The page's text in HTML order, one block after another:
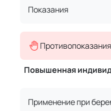
Показания
Противопоказания
Повышенная
Применение при